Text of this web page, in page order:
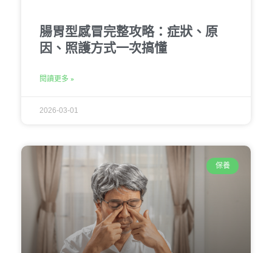
腸胃型感冒完整攻略：症狀、原
因、照護方式一次搞懂
閱讀更多 »
2026-03-01
保養